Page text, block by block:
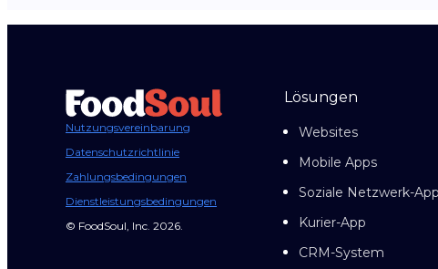
Nutzungsvereinbarung
Datenschutzrichtlinie
Zahlungsbedingungen
Dienstleistungsbedingungen
© FoodSoul, Inc. 2026.
Lösungen
Websites
Mobile Apps
Soziale Netzwerk-
Kurier-App
CRM-System